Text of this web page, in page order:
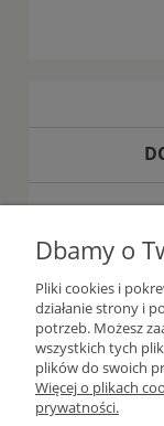
Dbamy o
Pliki cookies i
działanie strony i
potrzeb. Możesz
wszystkich tych
plików do swoich
Więcej o plikach
prywatności.